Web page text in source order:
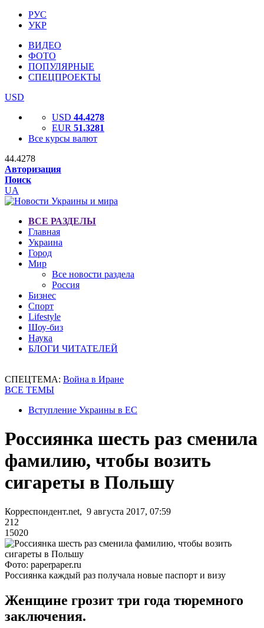
РУС
УКР
ВИДЕО
ФОТО
ПОПУЛЯРНЫЕ
СПЕЦПРОЕКТЫ
USD
USD 44.4278
EUR 51.3281
Все курсы валют
44.4278
Авторизация
Поиск
UA
ВСЕ РАЗДЕЛЫ
Главная
Украина
Город
Мир
Все новости раздела
Россия
Бизнес
Спорт
Lifestyle
Шоу-биз
Наука
БЛОГИ ЧИТАТЕЛЕЙ
СПЕЦТЕМА: Война в Иране
ВСЕ ТЕМЫ
Вступление Украины в ЕС
Россиянка шесть раз сменила
фамилию, чтобы возить
сигареты в Польшу
Корреспондент.net, 9 августа 2017, 07:59
212
15020
Фото: paperpaper.ru
Россиянка каждый раз получала новые паспорт и визу
Женщине грозит три года тюремного
заключения.